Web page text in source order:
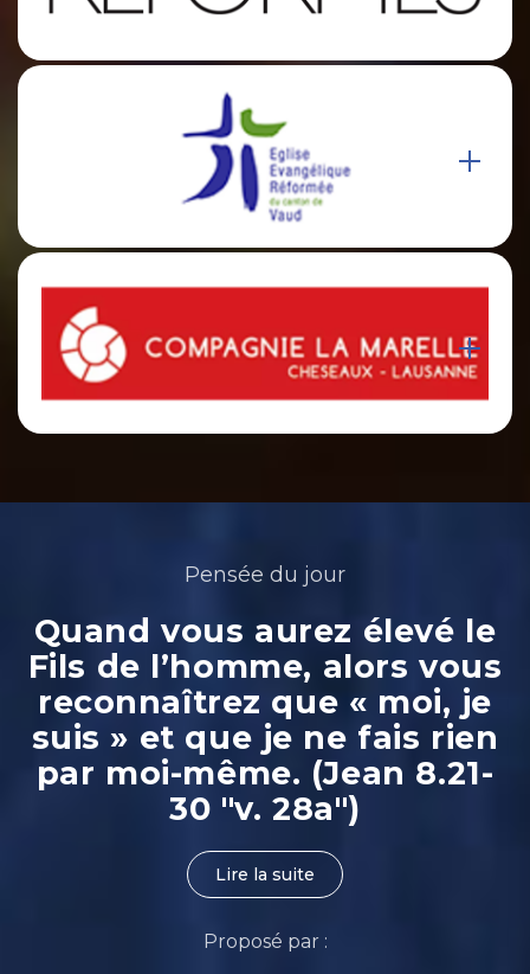
Pensée du jour
Quand vous aurez élevé le
Fils de l’homme, alors vous
reconnaîtrez que « moi, je
suis » et que je ne fais rien
par moi-même. (Jean 8.21-
30 "v. 28a")
Lire la suite
Proposé par :